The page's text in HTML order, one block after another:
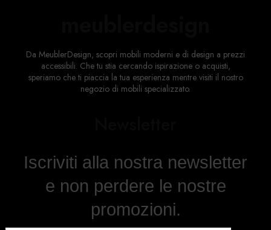
Da MeublerDesign, scopri mobili moderni e di design a prezzi
accessibili. Che tu stia cercando ispirazione o acquisti,
speriamo che ti piaccia la tua esperienza mentre visiti il ​​nostro
negozio di mobili specializzato.
Iscriviti alla nostra newsletter
e non perdere le nostre
promozioni.